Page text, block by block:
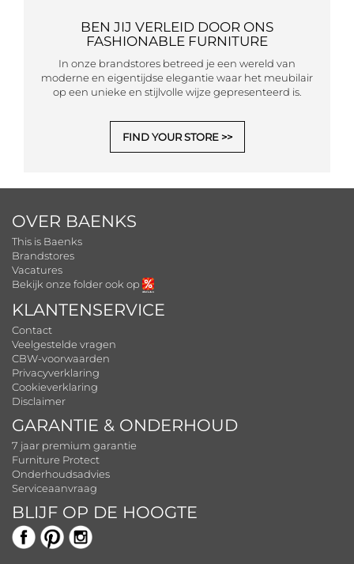
BEN JIJ VERLEID DOOR ONS
FASHIONABLE FURNITURE
In onze brandstores betreed je een wereld van
moderne en eigentijdse elegantie waar het meubilair
op een unieke en stijlvolle wijze gepresenteerd is.
FIND YOUR STORE
OVER BAENKS
This is Baenks
Brandstores
Vacatures
Bekijk onze folder ook op
KLANTENSERVICE
Contact
Veelgestelde vragen
CBW-voorwaarden
Privacyverklaring
Cookieverklaring
Disclaimer
GARANTIE & ONDERHOUD
7 jaar premium garantie
Furniture Protect
Onderhoudsadvies
Serviceaanvraag
BLIJF OP DE HOOGTE